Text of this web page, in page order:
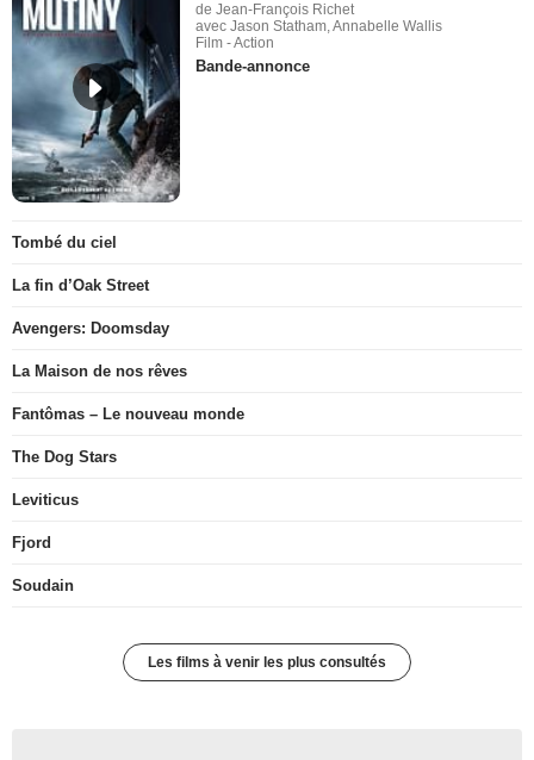
de Jean-François Richet
avec Jason Statham, Annabelle Wallis
Film - Action
Bande-annonce
Tombé du ciel
La fin d’Oak Street
Avengers: Doomsday
La Maison de nos rêves
Fantômas – Le nouveau monde
The Dog Stars
Leviticus
Fjord
Soudain
Les films à venir les plus consultés